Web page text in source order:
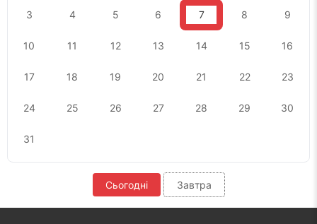
3 4 5 6 7 8 9
10 11 12 13 14 15 16
17 18 19 20 21 22 23
24 25 26 27 28 29 30
31
Сьогодні Завтра